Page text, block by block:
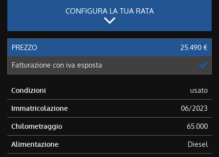
CONFIGURA LA TUA RATA
PREZZO 25.490 €
Fatturazione con iva esposta
Condizioni usato
Immatricolazione 06/2023
Chilometraggio 65.000
Alimentazione Diesel